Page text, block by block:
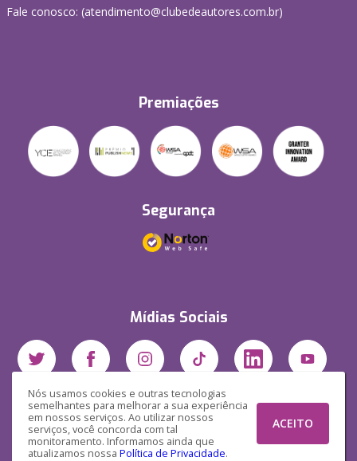
Nós usamos cookies e outras tecnologias
semelhantes para melhorar a sua experiência
em nossos serviços. Ao utilizar nossos
serviços, você concorda com tal
monitoramento. Informamos ainda que
atualizamos nossa Política de Privacidade.
ACEITO
Fale conosco: (atendimento@clubedeautores.com.br)
Premiações
Segurança
Mídias Sociais